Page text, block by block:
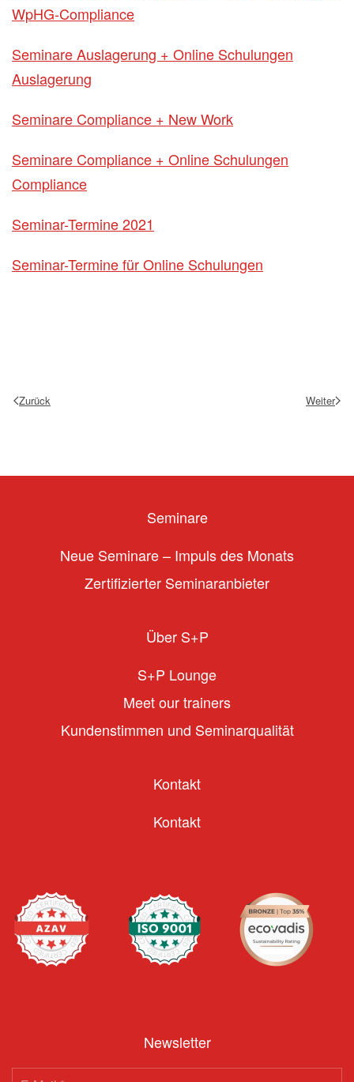
WpHG-Compliance
Seminare Auslagerung + Online Schulungen
Auslagerung
Seminare Compliance + New Work
Seminare Compliance + Online Schulungen
Compliance
Seminar-Termine 2021
Seminar-Termine für Online Schulungen
Zurück Weiter
Seminare
Neue Seminare – Impuls des Monats
Zertifizierter Seminaranbieter
Über S+P
S+P Lounge
Meet our trainers
Kundenstimmen und Seminarqualität
Kontakt
Kontakt
Newsletter